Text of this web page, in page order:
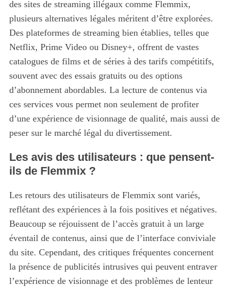
des sites de streaming illégaux comme Flemmix,
plusieurs alternatives légales méritent d’être explorées.
Des plateformes de streaming bien établies, telles que
Netflix, Prime Video ou Disney+, offrent de vastes
catalogues de films et de séries à des tarifs compétitifs,
souvent avec des essais gratuits ou des options
d’abonnement abordables. La lecture de contenus via
ces services vous permet non seulement de profiter
d’une expérience de visionnage de qualité, mais aussi de
peser sur le marché légal du divertissement.
Les avis des utilisateurs : que pensent-
ils de Flemmix ?
Les retours des utilisateurs de Flemmix sont variés,
reflétant des expériences à la fois positives et négatives.
Beaucoup se réjouissent de l’accès gratuit à un large
éventail de contenus, ainsi que de l’interface conviviale
du site. Cependant, des critiques fréquentes concernent
la présence de publicités intrusives qui peuvent entraver
l’expérience de visionnage et des problèmes de lenteur
S
r
c
h
: